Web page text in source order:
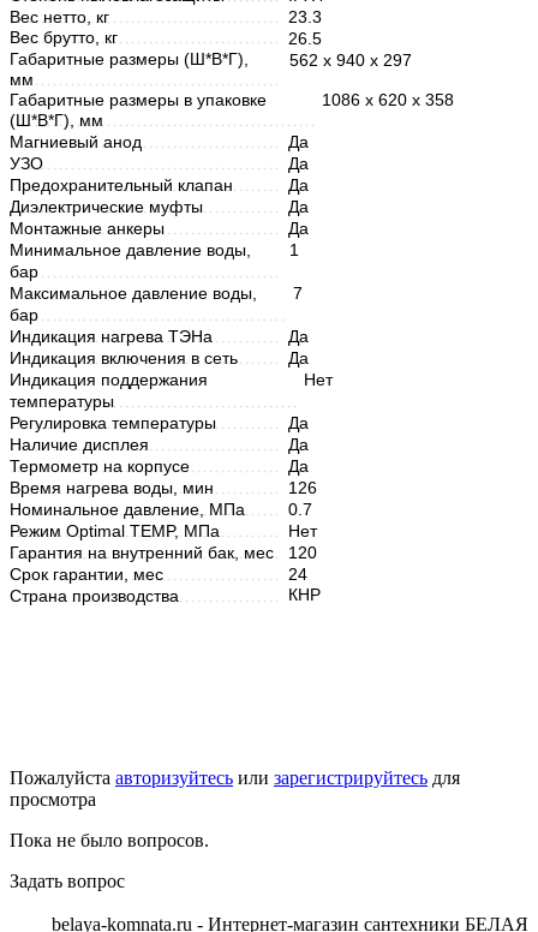
Вес нетто, кг
23.3
Вес брутто, кг
26.5
Габаритные размеры (Ш*В*Г),
мм
562 х 940 х 297
Габаритные размеры в упаковке
(Ш*В*Г), мм
1086 х 620 х 358
Магниевый анод
Да
УЗО
Да
Предохранительный клапан
Да
Диэлектрические муфты
Да
Монтажные анкеры
Да
Минимальное давление воды,
бар
1
Максимальное давление воды,
бар
7
Индикация нагрева ТЭНа
Да
Индикация включения в сеть
Да
Индикация поддержания
температуры
Нет
Регулировка температуры
Да
Наличие дисплея
Да
Термометр на корпусе
Да
Время нагрева воды, мин
126
Номинальное давление, МПа
0.7
Режим Optimal TEMP, МПа
Нет
Гарантия на внутренний бак, мес
120
Срок гарантии, мес
24
Страна производства
КНР
Пожалуйста авторизуйтесь или зарегистрируйтесь для
просмотра
Пока не было вопросов.
Задать вопрос
belaya-komnata.ru - Интернет-магазин сантехники БЕЛАЯ